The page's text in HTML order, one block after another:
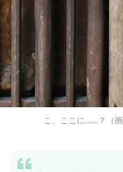
こ、ここに......？（